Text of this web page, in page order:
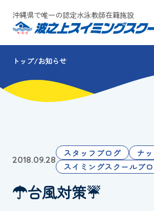
沖縄県で唯一の認定水泳教師在籍施設
スクールについて
コース・クラス紹介
団体会員募集
保護者の方へ
トップ お知らせ
2018.09.28
スタッフブログ
ナ
スイミングスクールブ
☂台風対策☔